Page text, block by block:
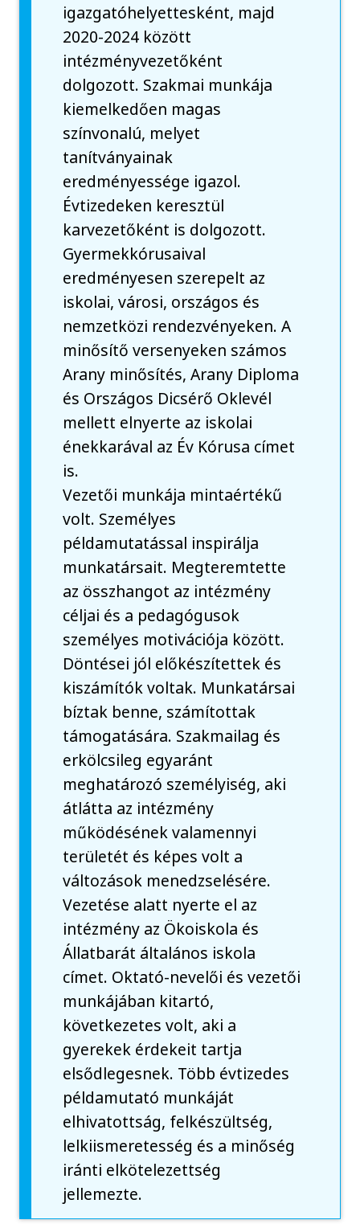
igazgatóhelyettesként, majd
2020-2024 között
intézményvezetőként
dolgozott. Szakmai munkája
kiemelkedően magas
színvonalú, melyet
tanítványainak
eredményessége igazol.
Évtizedeken keresztül
karvezetőként is dolgozott.
Gyermekkórusaival
eredményesen szerepelt az
iskolai, városi, országos és
nemzetközi rendezvényeken. A
minősítő versenyeken számos
Arany minősítés, Arany Diploma
és Országos Dicsérő Oklevél
mellett elnyerte az iskolai
énekkarával az Év Kórusa címet
is.
Vezetői munkája mintaértékű
volt. Személyes
példamutatással inspirálja
munkatársait. Megteremtette
az összhangot az intézmény
céljai és a pedagógusok
személyes motivációja között.
Döntései jól előkészítettek és
kiszámítók voltak. Munkatársai
bíztak benne, számítottak
támogatására. Szakmailag és
erkölcsileg egyaránt
meghatározó személyiség, aki
átlátta az intézmény
működésének valamennyi
területét és képes volt a
változások menedzselésére.
Vezetése alatt nyerte el az
intézmény az Ökoiskola és
Állatbarát általános iskola
címet. Oktató-nevelői és vezetői
munkájában kitartó,
következetes volt, aki a
gyerekek érdekeit tartja
elsődlegesnek. Több évtizedes
példamutató munkáját
elhivatottság, felkészültség,
lelkiismeretesség és a minőség
iránti elkötelezettség
jellemezte.